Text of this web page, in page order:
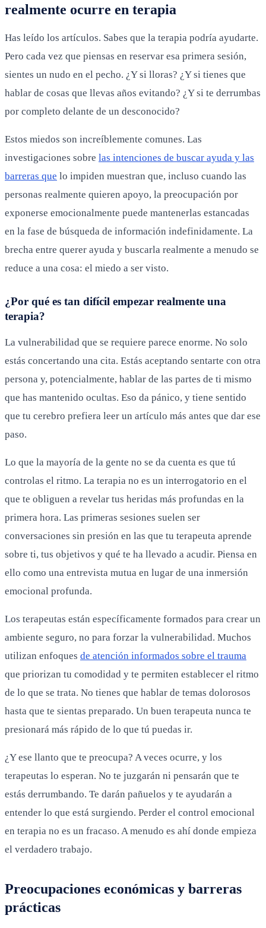
realmente ocurre en terapia
Has leído los artículos. Sabes que la terapia podría ayudarte.
Pero cada vez que piensas en reservar esa primera sesión,
sientes un nudo en el pecho. ¿Y si lloras? ¿Y si tienes que
hablar de cosas que llevas años evitando? ¿Y si te derrumbas
por completo delante de un desconocido?
Estos miedos son increíblemente comunes. Las
investigaciones sobre las intenciones de buscar ayuda y las
barreras que lo impiden muestran que, incluso cuando las
personas realmente quieren apoyo, la preocupación por
exponerse emocionalmente puede mantenerlas estancadas
en la fase de búsqueda de información indefinidamente. La
brecha entre querer ayuda y buscarla realmente a menudo se
reduce a una cosa: el miedo a ser visto.
¿Por qué es tan difícil empezar realmente una
terapia?
La vulnerabilidad que se requiere parece enorme. No solo
estás concertando una cita. Estás aceptando sentarte con otra
persona y, potencialmente, hablar de las partes de ti mismo
que has mantenido ocultas. Eso da pánico, y tiene sentido
que tu cerebro prefiera leer un artículo más antes que dar ese
paso.
Lo que la mayoría de la gente no se da cuenta es que tú
controlas el ritmo. La terapia no es un interrogatorio en el
que te obliguen a revelar tus heridas más profundas en la
primera hora. Las primeras sesiones suelen ser
conversaciones sin presión en las que tu terapeuta aprende
sobre ti, tus objetivos y qué te ha llevado a acudir. Piensa en
ello como una entrevista mutua en lugar de una inmersión
emocional profunda.
Los terapeutas están específicamente formados para crear un
ambiente seguro, no para forzar la vulnerabilidad. Muchos
utilizan enfoques de atención informados sobre el trauma
que priorizan tu comodidad y te permiten establecer el ritmo
de lo que se trata. No tienes que hablar de temas dolorosos
hasta que te sientas preparado. Un buen terapeuta nunca te
presionará más rápido de lo que tú puedas ir.
¿Y ese llanto que te preocupa? A veces ocurre, y los
terapeutas lo esperan. No te juzgarán ni pensarán que te
estás derrumbando. Te darán pañuelos y te ayudarán a
entender lo que está surgiendo. Perder el control emocional
en terapia no es un fracaso. A menudo es ahí donde empieza
el verdadero trabajo.
Preocupaciones económicas y barreras
prácticas